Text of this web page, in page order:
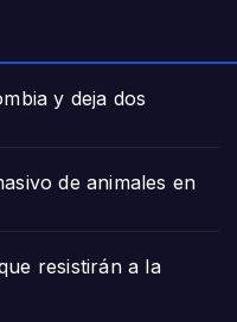
y deja dos
de animales en
resistirán a la